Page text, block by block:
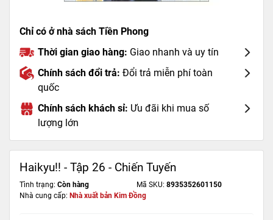
Chỉ có ở nhà sách Tiền Phong
Thời gian giao hàng: Giao nhanh và uy tín
Chính sách đổi trả: Đổi trả miễn phí toàn
quốc
Chính sách khách sỉ: Ưu đãi khi mua số
lượng lớn
Haikyu!! - Tập 26 - Chiến Tuyến
Tình trạng: Còn hàng Mã SKU: 8935352601150
Nhà cung cấp: Nhà xuất bản Kim Đồng